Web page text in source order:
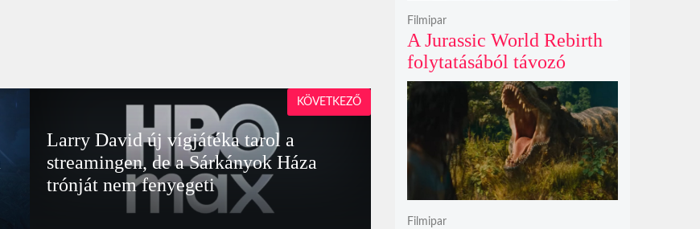
Larry David új vígjátéka tarol a
streamingen, de a Sárkányok Háza
trónját nem fenyegeti
KÖVETKEZŐ
A Jurassic World Rebirth
folytatásából távozó
Gareth Edwards mögött
kreatív ellentétek és AI-
vita is állhat
Filmipar
Filmipar